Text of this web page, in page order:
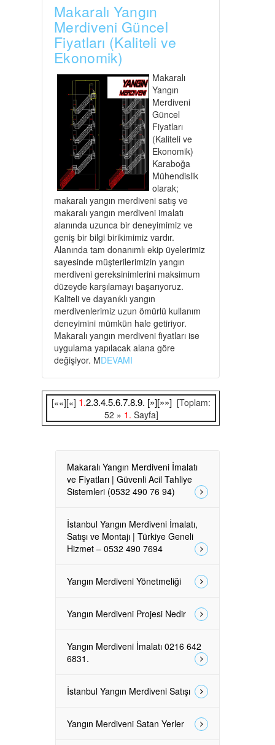
Makaralı Yangın
Merdiveni Güncel
Fiyatları (Kaliteli ve
Ekonomik)
Makaralı
Yangın
Merdiveni
Güncel
Fiyatları
(Kaliteli ve
Ekonomik)
Karaboğa
Mühendislik
olarak;
makaralı yangın merdiveni satış ve
makaralı yangın merdiveni imalatı
alanında uzunca bir deneyimimiz ve
geniş bir bilgi birikimimiz vardır.
Alanında tam donanımlı ekip üyelerimiz
sayesinde müşterilerimizin yangın
merdiveni gereksinimlerini maksimum
düzeyde karşılamayı başarıyoruz.
Kaliteli ve dayanıklı yangın
merdivenlerimiz uzun ömürlü kullanım
deneyimini mümkün hale getiriyor.
Makaralı yangın merdiveni fiyatları ise
uygulama yapılacak alana göre
değişiyor. MDEVAMI
[««][«] 1.2.3.4.5.6.7.8.9. [»][»»] [Toplam:
52 » 1. Sayfa]
Makaralı Yangın Merdiveni İmalatı
ve Fiyatları | Güvenli Acil Tahliye
Sistemleri (0532 490 76 94)
İstanbul Yangın Merdiveni İmalatı,
Satışı ve Montajı | Türkiye Geneli
Hizmet – 0532 490 7694
Yangın Merdiveni Yönetmeliği
Yangın Merdiveni Projesi Nedir
Yangın Merdiveni İmalatı 0216 642
6831.
İstanbul Yangın Merdiveni Satışı
Yangın Merdiveni Satan Yerler